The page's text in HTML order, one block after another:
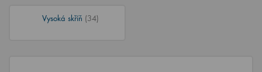
Vysoká skříň (34)